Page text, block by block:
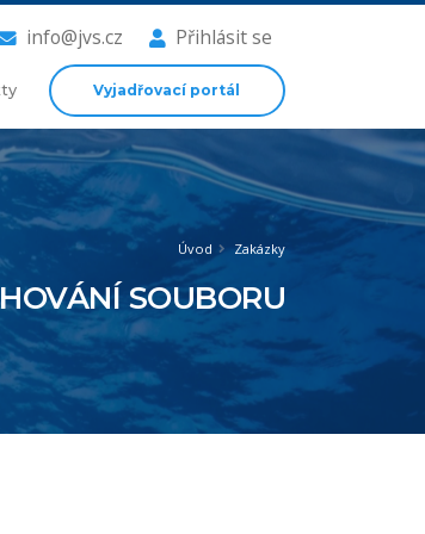
info@jvs.cz Přihlásit se
Vyjadřovací portál
Úvod Zakázky
SOUBORU